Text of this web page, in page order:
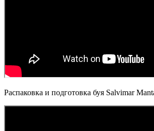
Распаковка и подготовка буя Salvimar